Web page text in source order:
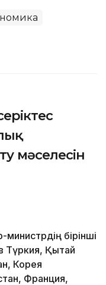
мәселесін
бірінші
Түркия, Қытай
Корея
Франция,